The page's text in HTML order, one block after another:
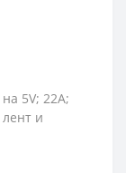
5V; 22A;
и